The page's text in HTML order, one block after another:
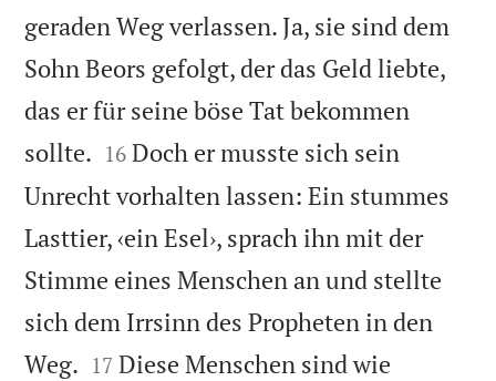
geraden Weg verlassen. Ja, sie sind dem
Sohn Beors gefolgt, der das Geld liebte,
das er für seine böse Tat bekommen
sollte. 

16 Doch er musste sich sein
Unrecht vorhalten lassen: Ein stummes
Lasttier, ‹ein Esel›, sprach ihn mit der
Stimme eines Menschen an und stellte
sich dem Irrsinn des Propheten in den
Weg. 

17 Diese Menschen sind wie